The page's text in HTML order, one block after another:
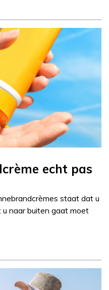
echt pas
staat dat u
naar buiten gaat moet